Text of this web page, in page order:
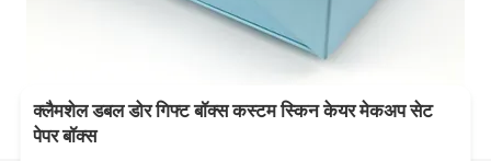
क्लैमशेल डबल डोर गिफ्ट बॉक्स कस्टम स्किन केयर मेकअप सेट
पेपर बॉक्स